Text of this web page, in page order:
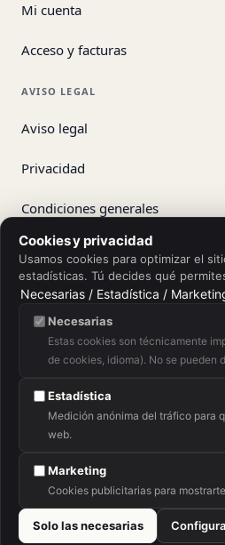
Mi cuenta
Acceso y facturas
AVISO LEGAL
Aviso legal
Privacidad
Condiciones generales
Derecho de desistimiento
Rescindir contrato
Envíos
Condiciones de compra
App Store
Cookies y privacidad
Usamos cookies para optimizar el
estadísticas. Tú decides qué
Necesarias / Estadística /
Necesarias
Estas cookies son técnicamente
de cookies, idioma). No se pueden
Estadística
Medición anónima del tráfico para
web.
Marketing
Cookies publicitarias para
Solo las necesarias